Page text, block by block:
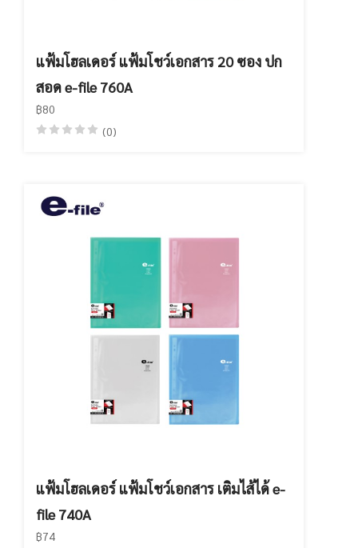
แฟ้มโฮลเดอร์ แฟ้มโชว์เอกสาร 20 ซอง ปก
สอด e-file 760A
฿80
(0)
แฟ้มโฮลเดอร์ แฟ้มโชว์เอกสาร เติมไส้ได้ e-
file 740A
฿74